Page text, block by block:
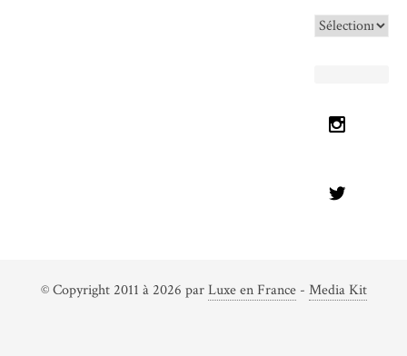
Archives
© Copyright 2011 à 2026 parLuxe en France- Media Kit